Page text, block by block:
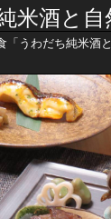
米酒と自
「うわだち純米酒